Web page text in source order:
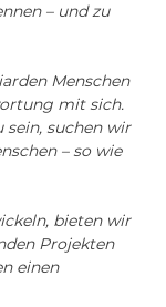
– und zu
Menschen
mit sich.
sein, suchen wir
– so wie
bieten wir
Projekten
einen